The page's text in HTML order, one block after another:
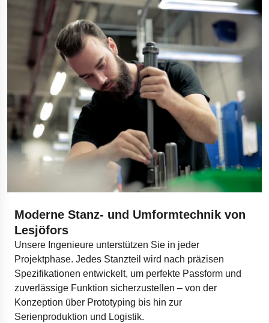
Moderne Stanz- und Umformtechnik von
Lesjöfors
Unsere Ingenieure unterstützen Sie in jeder
Projektphase. Jedes Stanzteil wird nach präzisen
Spezifikationen entwickelt, um perfekte Passform und
zuverlässige Funktion sicherzustellen – von der
Konzeption über Prototyping bis hin zur
Serienproduktion und Logistik.